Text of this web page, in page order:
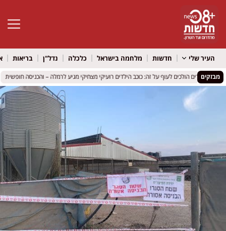
פתח
העיר שלי חדשות מלחמה בישראל כלכלה נדל"ן בריאות
מבזקים
הילדים הולכים לעוף על זה: כוכב הילדים רועיקי מצחיקי מגיע לרמלה – והכניסה חופשית
הילדים הולכים לעוף על זה: כוכב הילדים רועיקי מצחיקי מגיע לרמלה – והכניסה חופשית